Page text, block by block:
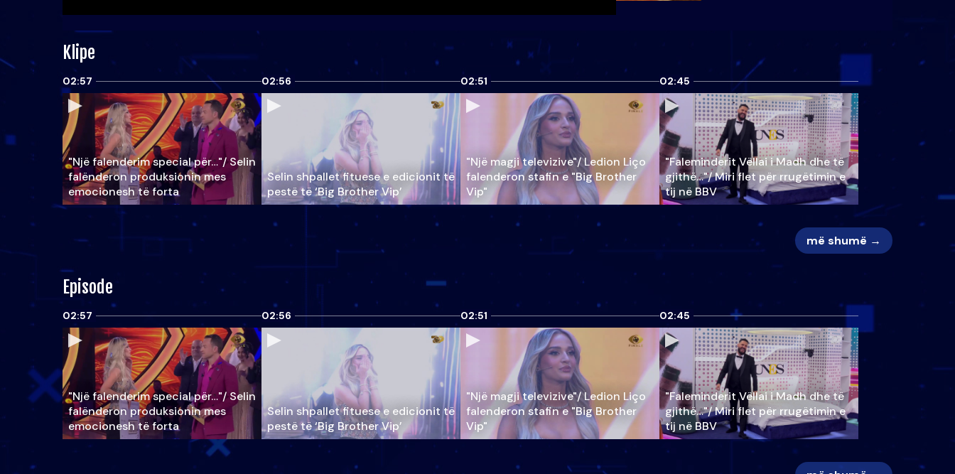
Klipe
02:57
"Një falenderim special për…"/ Selin
falënderon produksionin mes
emocionesh të forta
02:56
Selin shpallet fituese e edicionit të
pestë të ‘Big Brother Vip’
02:51
"Një magji televizive"/ Ledion Liço
falenderon stafin e "Big Brother
Vip"
02:45
"Faleminderit Vëllai i Madh dhe të
gjithë…"/ Miri flet për rrugëtimin e
tij në BBV
më shumë →
Episode
02:57
"Një falenderim special për…"/ Selin
falënderon produksionin mes
emocionesh të forta
02:56
Selin shpallet fituese e edicionit të
pestë të ‘Big Brother Vip’
02:51
"Një magji televizive"/ Ledion Liço
falenderon stafin e "Big Brother
Vip"
02:45
"Faleminderit Vëllai i Madh dhe të
gjithë…"/ Miri flet për rrugëtimin e
tij në BBV